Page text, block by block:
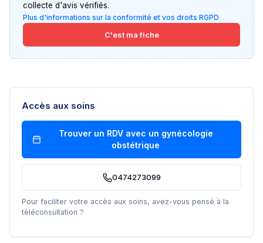
collecte d'avis vérifiés.
Plus d'informations sur la conformité et vos droits RGPD
C'est ma fiche
Accès aux soins
Trouver un RDV avec un gynécologie
obstétrique
0474273099
Pour faciliter votre accès aux soins, avez-vous pensé à la
téléconsultation ?